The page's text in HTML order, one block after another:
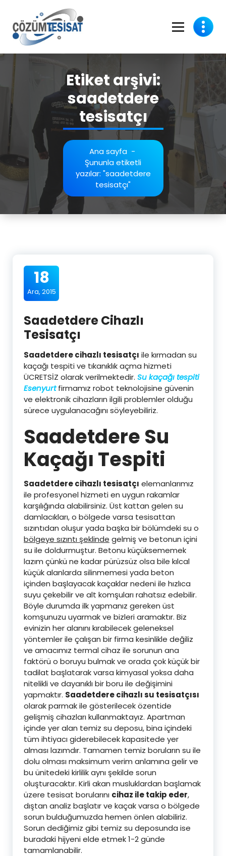
Etiket arşivi:
saadetdere
tesisatçı
Ana sayfa-
Şununla etiketli
yazılar: "saadetdere
tesisatçı"
18
Ara, 2015
Saadetdere Cihazlı
Tesisatçı
Saadetdere cihazlı tesisatçı ile kırmadan su
kaçağı tespiti ve tıkanıklık açma hizmeti
ÜCRETSİZ olarak verilmektedir. Su kaçağı tespiti
Esenyurtfirmamız robot teknolojisine güvenin
ve elektronik cihazların ilgili problemler olduğu
sürece uygulanacağını söyleyebiliriz.
Saadetdere Su
Kaçağı Tespiti
Saadetdere cihazlı tesisatçı elemanlarımız
ile profesyonel hizmeti en uygun rakamlar
karşılığında alabilirsiniz. Üst kattan gelen su
damlacıkları, o bölgede varsa tesisattan
sızıntıdan oluşur yada başka bir bölümdeki su o
bölgeye sızıntı şeklinde gelmiş ve betonun içini
su ile doldurmuştur. Betonu küçüksememek
lazım çünkü ne kadar pürüzsüz olsa bile kılcal
küçük alanlarda silinmemesi yada beton
içinden başlayacak kaçaklar nedeni ile hızlıca
suyu çekebilir ve alt komşuları rahatsız edebilir.
Böyle durumda ilk yapmanız gereken üst
komşunuzu uyarmak ve bizleri aramaktır. Biz
evinizin her alanını kırabilecek geleneksel
yöntemler ile çalışan bir firma kesinlikle değiliz
ve amacımız termal cihaz ile sorunun ana
faktörü o boruyu bulmak ve orada çok küçük bir
tadilat başlatarak varsa kimyasal yoksa daha
nitelikli ve dayanıklı bir boru ile değişimini
yapmaktır. Saadetdere cihazlı su tesisatçısı
olarak parmak ile gösterilecek özentide
gelişmiş cihazları kullanmaktayız. Apartman
içinde yer alan temiz su deposu, bina içindeki
tüm ihtiyacı giderebilecek kapasitede yer
alması lazımdır. Tamamen temiz boruların su ile
dolu olması maksimum verim anlamına gelir ve
bu ünitedeki kirlilik aynı şekilde sorun
oluşturacaktır. Kirli akan musluklardan başlamak
üzere tesisat borularını cihaz ile takip eder,
dıştan analiz başlatır ve kaçak varsa o bölgede
sorun bulduğumuzda hemen önlen alabiliriz.
Sorun dediğimiz gibi temiz su deposunda ise
buradaki hijyeni elde etmek 1-2 günde
tamamlanabilir.